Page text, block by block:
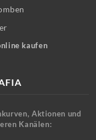
kaufen
Aktionen und
Kanälen: